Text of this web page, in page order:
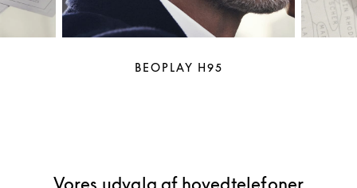
BEOPLAY H95
Vores udvalg af hovedtelefoner